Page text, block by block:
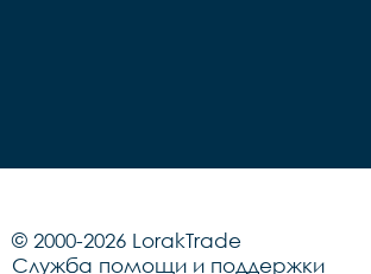
© 2000-2026 LorakTrade
Служба помощи и поддержки